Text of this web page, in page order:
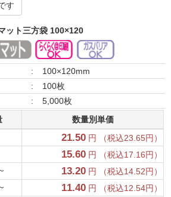
す
ット三方袋 100×120
:
100×120mm
:
100枚
:
5,000枚
数量別単価
21.50 円 （税込23.65円）
15.60 円 （税込17.16円）
13.20 円 （税込14.52円）
11.40 円 （税込12.54円）